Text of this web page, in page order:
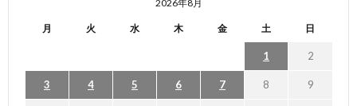
2026年8月
月 火 水 木 金 土 日
1 2
3 4 5 6 7 8 9